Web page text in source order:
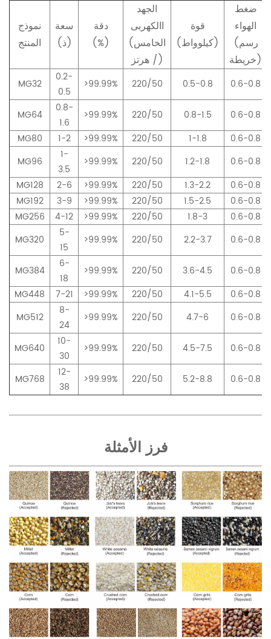
نموذج
المنتج
سعة
(ذ)
دقة
(%)
الجهد
االكهربى
(الخامس
/ هرتز)
قوة
(كيلوواط)
ضغط
الهواء
(رسم
خريطة)
MG32
0.2-
0.5
>99.99% 220/50 0.5-0.8 0.6-0.8
MG64
0.8-
1.6
>99.99% 220/50 0.8-1.5
0.6-0.8
MG80
1-2 >99.99% 220/50 1-1.8
0.6-0.8
MG96
1-
3.5
>99.99% 220/50 1.2-1.8
0.6-0.8
MG128
2-6 >99.99% 220/50 1.3-2.2
0.6-0.8
MG192
3-9 >99.99% 220/50 1.5-2.5
0.6-0.8
MG256
4-12 >99.99% 220/50 1.8-3
0.6-0.8
MG320
5-
15
>99.99% 220/50 2.2-3.7 0.6-0.8
MG384
6-
18
>99.99% 220/50 3.6-4.5
0.6-0.8
MG448
7-21 >99.99% 220/50 4.1-5.5
0.6-0.8
MG512
8-
24
>99.99% 220/50 4.7-6 0.6-0.8
MG640
10-
30
>99.99% 220/50 4.5-7.5 0.6-0.8
MG768
12-
38
>99.99% 220/50 5.2-8.8 0.6-0.8
فرز الأمثلة